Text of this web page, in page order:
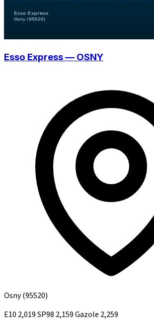
Esso Express — OSNY
Osny(95520)
E10 2,019SP98 2,159Gazole 2,259